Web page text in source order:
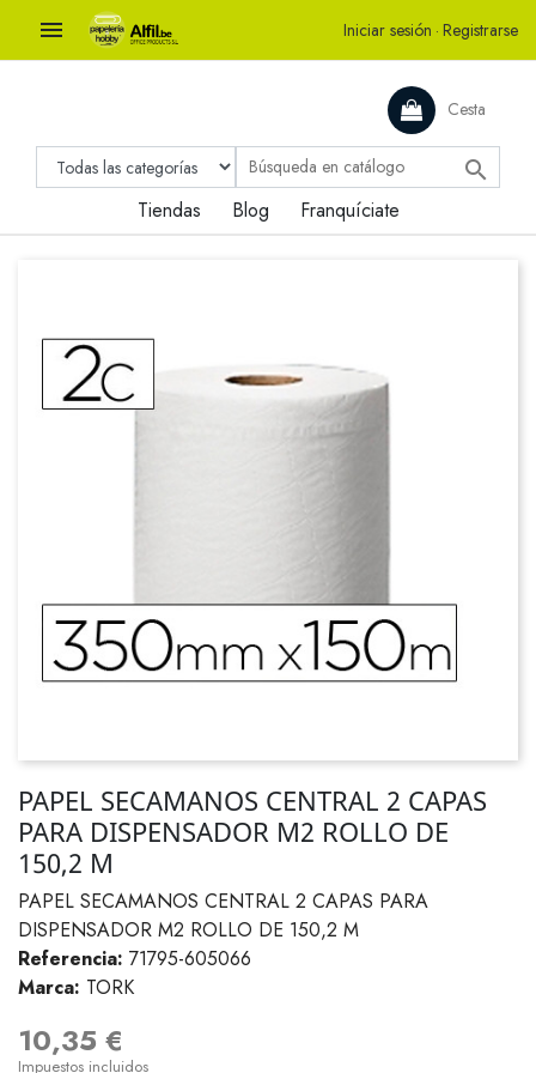
 Iniciar sesión · Registrarse
Cesta

Tiendas Blog Franquíciate
PAPEL SECAMANOS CENTRAL 2 CAPAS
PARA DISPENSADOR M2 ROLLO DE
150,2 M
PAPEL SECAMANOS CENTRAL 2 CAPAS PARA
DISPENSADOR M2 ROLLO DE 150,2 M
Referencia: 71795-605066
Marca: TORK
10,35 €
Impuestos incluidos